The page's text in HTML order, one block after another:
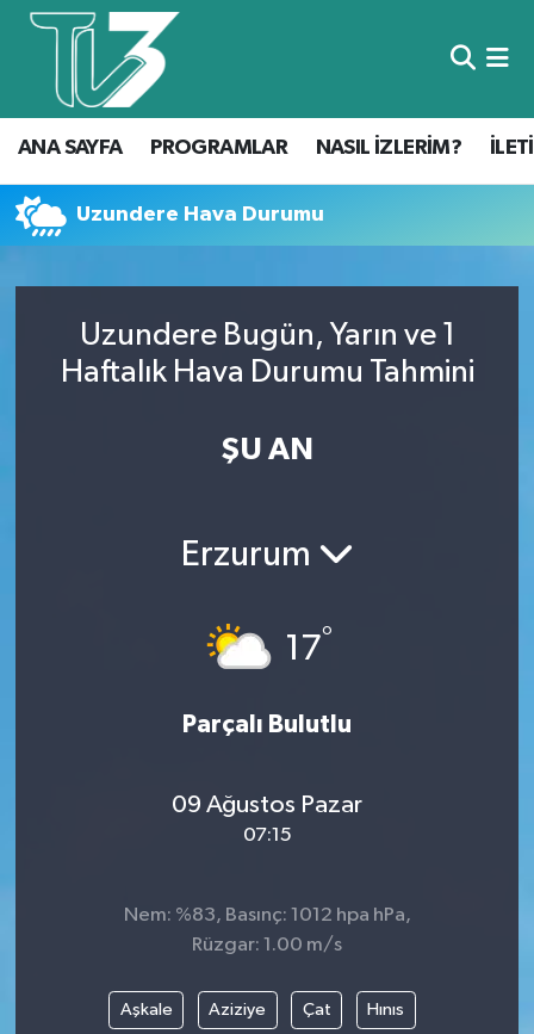
ANA SAYFA PROGRAMLAR NASIL İZLERİM?
Uzundere Hava Durumu
Uzundere Bugün, Yarın ve 1
Haftalık Hava Durumu Tahmini
ŞU AN
Erzurum
17°
Parçalı Bulutlu
09 Ağustos Pazar
07:15
Nem: %83, Basınç: 1012 hpa hPa,
Rüzgar: 1.00 m/s
Aşkale Aziziye Çat Hınıs
Foto Galeri
Canlı Yayın
ANA SAYFA
PROGRAMLAR
NASIL İZLERİM?
KÜNYE